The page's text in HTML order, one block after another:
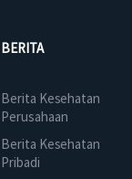
BERITA
Berita Kesehatan
Perusahaan
Berita Kesehatan
Pribadi